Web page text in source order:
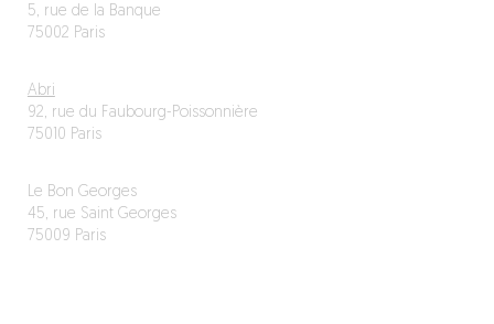
5, rue de la Banque
75002 Paris
Abri
92, rue du Faubourg-Poissonnière
75010 Paris
Le Bon Georges
45, rue Saint Georges
75009 Paris